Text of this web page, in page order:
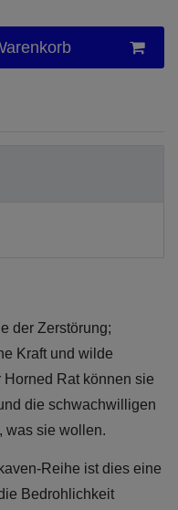
der Zerstörung;
Kraft und wilde
Rat können sie
die schwachwilligen
was sie wollen.
Reihe ist dies eine
Bedrohlichkeit